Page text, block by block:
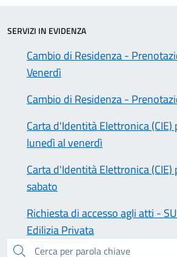
cerca
SERVIZI IN EVIDENZA
Cambio di Residenza -
Venerdì
Cambio di Residenza -
Carta d'Identità Elettronica
lunedì al venerdì
Carta d'Identità Elettronica
sabato
Richiesta di accesso agli atti -
Edilizia Privata